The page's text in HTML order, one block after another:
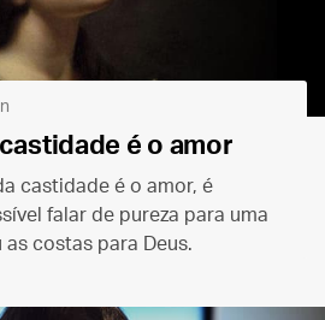
é o amor
castidade é o amor, é
falar de pureza para uma
costas para Deus.